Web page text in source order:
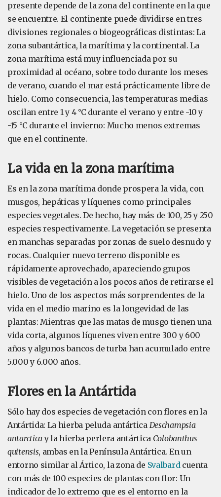
presente depende de la zona del continente en la que
se encuentre. El continente puede dividirse en tres
divisiones regionales o biogeográficas distintas: La
zona subantártica, la marítima y la continental. La
zona marítima está muy influenciada por su
proximidad al océano, sobre todo durante los meses
de verano, cuando el mar está prácticamente libre de
hielo. Como consecuencia, las temperaturas medias
oscilan entre 1 y 4 °C durante el verano y entre -10 y
-15 °C durante el invierno: Mucho menos extremas
que en el continente.
La vida en la zona marítima
Es en la zona marítima donde prospera la vida, con
musgos, hepáticas y líquenes como principales
especies vegetales. De hecho, hay más de 100, 25 y 250
especies respectivamente. La vegetación se presenta
en manchas separadas por zonas de suelo desnudo y
rocas. Cualquier nuevo terreno disponible es
rápidamente aprovechado, apareciendo grupos
visibles de vegetación a los pocos años de retirarse el
hielo. Uno de los aspectos más sorprendentes de la
vida en el medio marino es la longevidad de las
plantas: Mientras que las matas de musgo tienen una
vida corta, algunos líquenes viven entre 300 y 600
años y algunos bancos de turba han acumulado entre
5.000 y 6.000 años.
Flores en la Antártida
Sólo hay dos especies de vegetación con flores en la
Antártida: La hierba peluda antártica Deschampsia
antarcticay la hierba perlera antártica Colobanthus
quitensis, ambas en la Península Antártica. En un
entorno similar al Ártico, la zona de Svalbardcuenta
con más de 100 especies de plantas con flor: Un
indicador de lo extremo que es el entorno en la